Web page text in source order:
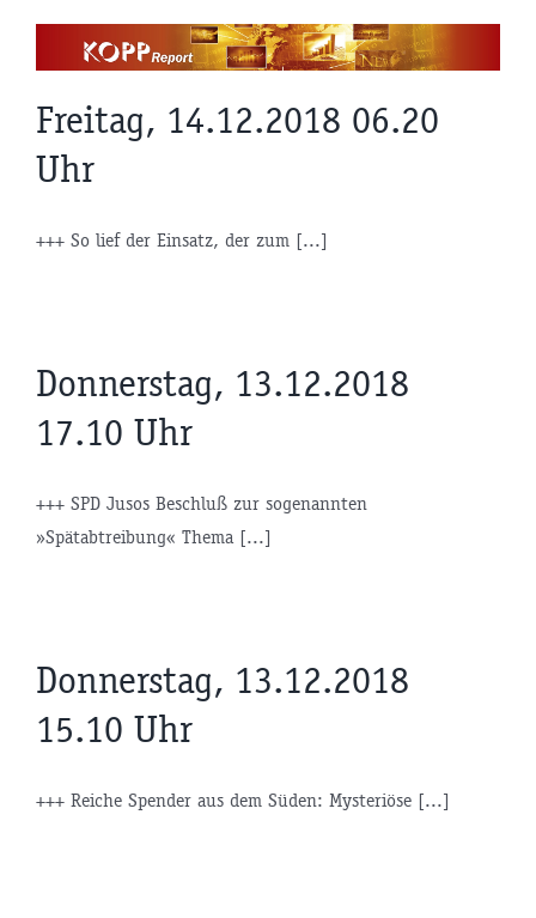
Freitag, 14.12.2018 06.20
Uhr
+++ So lief der Einsatz, der zum [...]
Donnerstag, 13.12.2018
17.10 Uhr
+++ SPD Jusos Beschluß zur sogenannten
»Spätabtreibung« Thema [...]
Donnerstag, 13.12.2018
15.10 Uhr
+++ Reiche Spender aus dem Süden: Mysteriöse [...]